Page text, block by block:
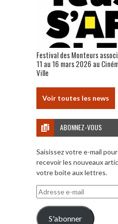
Festival des Monteurs
11 au 16 mars 2026 au
Ville
Voir toutes les news
ABONNEZ-VOUS
Saisissez votre e-mail
recevoir les nouveaux
votre boite aux lettres.
Adresse
e-
mail
S'abonner